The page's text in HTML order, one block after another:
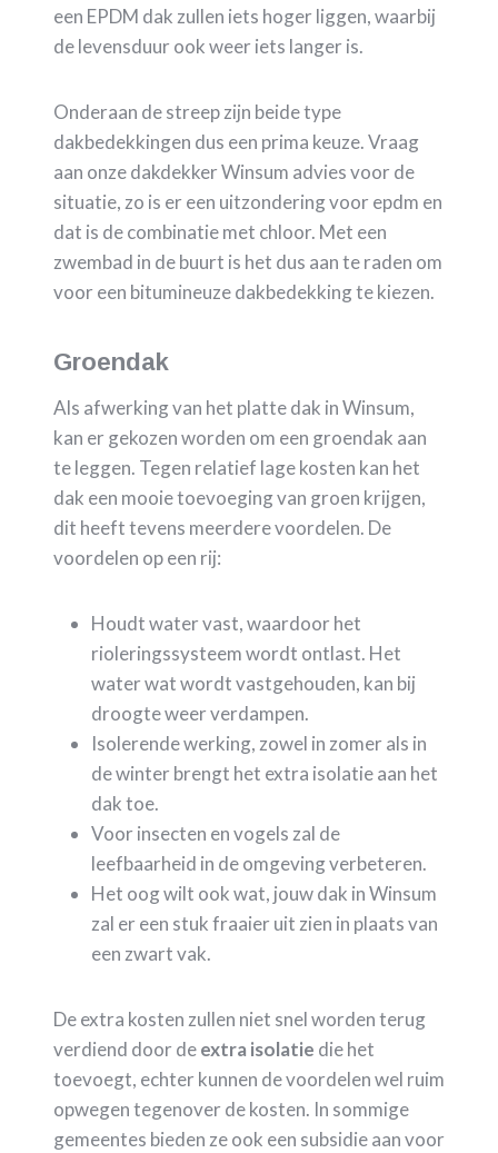
een EPDM dak zullen iets hoger liggen, waarbij
de levensduur ook weer iets langer is.
Onderaan de streep zijn beide type
dakbedekkingen dus een prima keuze. Vraag
aan onze dakdekker Winsum advies voor de
situatie, zo is er een uitzondering voor epdm en
dat is de combinatie met chloor. Met een
zwembad in de buurt is het dus aan te raden om
voor een bitumineuze dakbedekking te kiezen.
Groendak
Als afwerking van het platte dak in Winsum,
kan er gekozen worden om een groendak aan
te leggen. Tegen relatief lage kosten kan het
dak een mooie toevoeging van groen krijgen,
dit heeft tevens meerdere voordelen. De
voordelen op een rij:
Houdt water vast, waardoor het
rioleringssysteem wordt ontlast. Het
water wat wordt vastgehouden, kan bij
droogte weer verdampen.
Isolerende werking, zowel in zomer als in
de winter brengt het extra isolatie aan het
dak toe.
Voor insecten en vogels zal de
leefbaarheid in de omgeving verbeteren.
Het oog wilt ook wat, jouw dak in Winsum
zal er een stuk fraaier uit zien in plaats van
een zwart vak.
De extra kosten zullen niet snel worden terug
verdiend door deextra isolatie die het
toevoegt, echter kunnen de voordelen wel ruim
opwegen tegenover de kosten. In sommige
gemeentes bieden ze ook een subsidie aan voor